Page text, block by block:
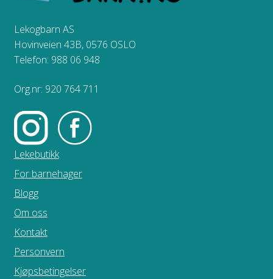
Lekogbarn AS
Hovinveien 43B, 0576 OSLO
Telefon: 988 06 948
Org.nr: 920 764 711
Lekebutikk
For barnehager
Blogg
Om oss
Kontakt
Personvern
Kjøpsbetingelser